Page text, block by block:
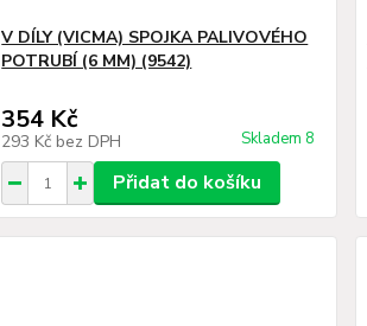
V DÍLY (VICMA) SPOJKA PALIVOVÉHO
POTRUBÍ (6 MM) (9542)
354 Kč
293 Kč bez DPH Skladem 8
Přidat do košíku